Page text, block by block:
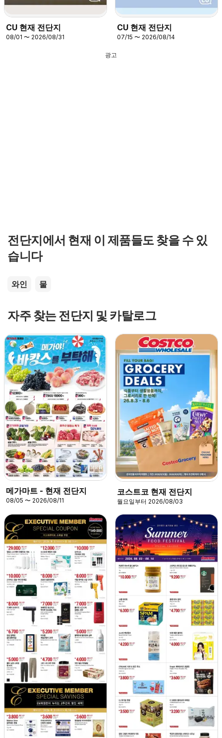
CU 현재 전단지
08/01 〜 2026/08/31
CU 현재 전단지
07/15 〜 2026/08/14
광고
전단지에서 현재 이 제품들도 찾을 수 있
습니다
와인 물
자주 찾는 전단지 및 카탈로그
메가마트 - 현재 전단지
08/05 〜 2026/08/11
코스트코 현재 전단지
월요일부터 2026/08/03